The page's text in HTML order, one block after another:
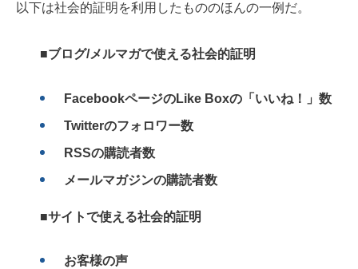
以下は社会的証明を利用したもののほんの一例だ。
■ブログ/メルマガで使える社会的証明
FacebookページのLike Boxの「いいね！」数
Twitterのフォロワー数
RSSの購読者数
メールマガジンの購読者数
■サイトで使える社会的証明
お客様の声